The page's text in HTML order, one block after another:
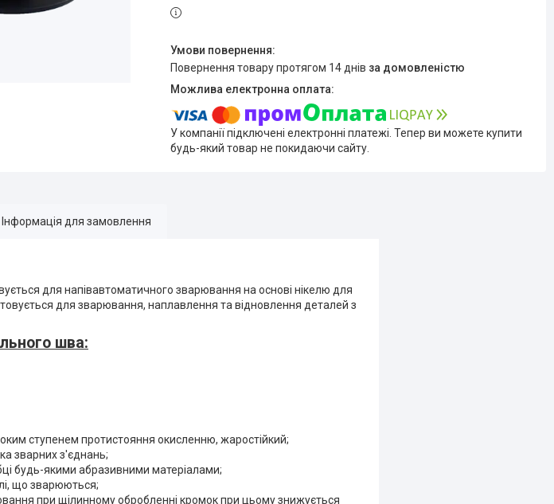
повернення товару протягом 14 днів за домовленістю
У компанії підключені електронні платежі. Тепер ви можете купити
будь-який товар не покидаючи сайту.
Інформація для замовлення
для напівавтоматичного зварювання на основі нікелю для
для зварювання, наплавлення та відновлення деталей з
шва:
ступенем протистояння окисленню, жаростійкий;
зварних з'єднань;
будь-якими абразивними матеріалами;
що зварюються;
при щілинному обробленні кромок при цьому знижується